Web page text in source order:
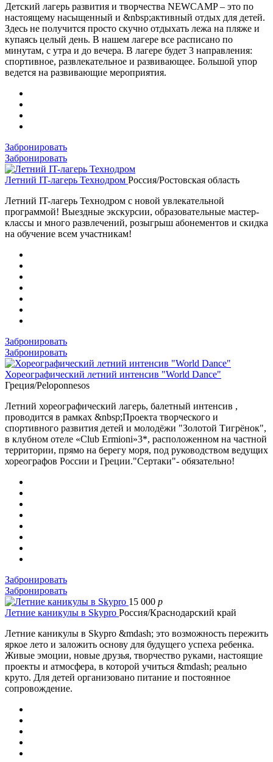
Детский лагерь развития и творчества NEWCAMP – это по
настоящему насыщенный и &nbsp;активный отдых для детей.
Здесь не получится просто скучно отдыхать лежа на пляже и
купаясь целый день. В нашем лагере все расписано по
минутам, с утра и до вечера. В лагере будет 3 направления:
спортивное, развлекательное и развивающее. Большой упор
ведется на развивающие мероприятия.
Забронировать
Забронировать
Летний IT-лагерь Технодром Россия/Ростовская область
Летний IT-лагерь Технодром с новой увлекательной
программой! Выездные экскурсии, образовательные мастер-
классы и много развлечений, розыгрыш абонементов и скидка
на обучение всем участникам!
Забронировать
Забронировать
Хореографический летний интенсив "World Dance"
Греция/Peloponnesos
Летний хореографический лагерь, балетный интенсив ,
проводится в рамках &nbsp;Проекта творческого и
спортивного развития детей и молодёжи "Золотой Тигрёнок",
в клубном отеле «Club Ermioni»3*, расположенном на частной
территории, прямо на берегу моря, под руководством ведущих
хореографов России и Греции."Сертаки"- обязательно!
Забронировать
Забронировать
15 000 p
Летние каникулы в Skypro Россия/Краснодарский край
Летние каникулы в Skypro &mdash; это возможность пережить
яркое лето и заложить основу для будущего успеха ребенка.
Живые эмоции, новые друзья, творчество руками, настоящие
проекты и атмосфера, в которой учиться &mdash; реально
круто. Для детей организовано питание и постоянное
сопровождение.